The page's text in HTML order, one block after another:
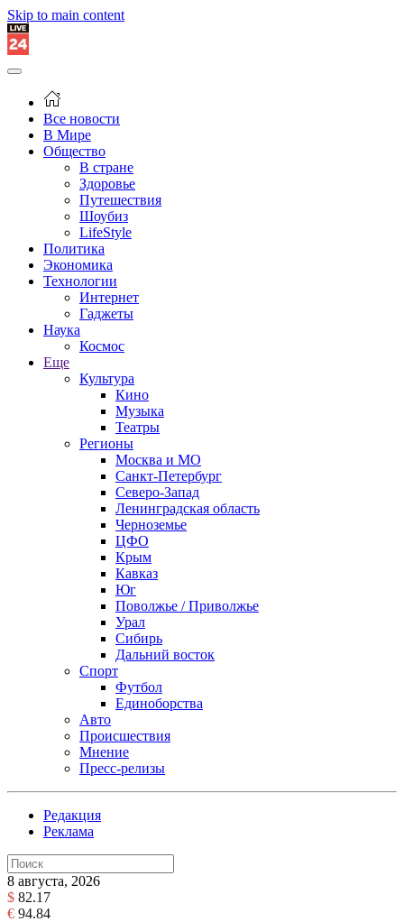
Skip to main content
Все новости
В Мире
Общество
В стране
Здоровье
Путешествия
Шоубиз
LifeStyle
Политика
Экономика
Технологии
Интернет
Гаджеты
Наука
Космос
Еще
Культура
Кино
Музыка
Театры
Регионы
Москва и МО
Санкт-Петербург
Северо-Запад
Ленинградская область
Черноземье
ЦФО
Крым
Кавказ
Юг
Поволжье / Приволжье
Урал
Сибирь
Дальний восток
Спорт
Футбол
Единоборства
Авто
Происшествия
Мнение
Пресс-релизы
Редакция
Реклама
8 августа, 2026
$ 82.17
€ 94.84